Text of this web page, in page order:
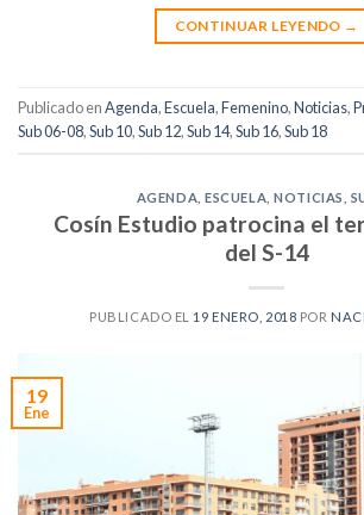
CONTINUAR LEYENDO →
Publicado enAgenda,Escuela,Femenino,Noticias,
Sub 06-08,Sub 10,Sub 12,Sub 14,Sub 16,Sub 18
AGENDA ,ESCUELA ,NOTICIAS
Cosín Estudio patrocina el
del S-14
PUBLICADO EL 19 ENERO, 2018 POR
19
Ene